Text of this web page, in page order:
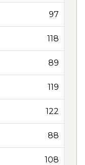
97
118
89
119
122
88
108